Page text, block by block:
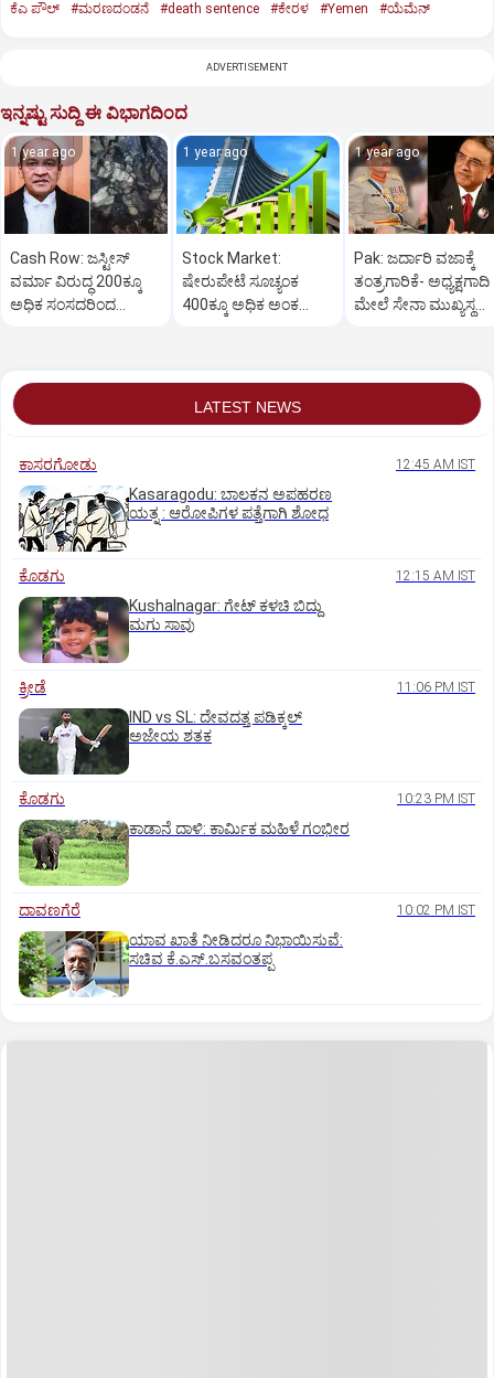
ಕೆಎ ಪೌಲ್
#ಮರಣದಂಡನೆ #death sentence #ಕೇರಳ #Yemen #ಯೆಮೆನ್‌
ADVERTISEMENT
ಇನ್ನಷ್ಟು ಸುದ್ದಿ ಈ ವಿಭಾಗದಿಂದ
1 year ago
Cash Row: ಜಸ್ಟೀಸ್‌
ವರ್ಮಾ ವಿರುದ್ಧ 200ಕ್ಕೂ
ಅಧಿಕ ಸಂಸದರಿಂದ
1 year ago
Stock Market:
ಷೇರುಪೇಟೆ ಸೂಚ್ಯಂಕ
400ಕ್ಕೂ ಅಧಿಕ ಅಂಕ
1 year ago
Pak: ಜರ್ದಾರಿ ವಜಾಕ್ಕೆ
ತಂತ್ರಗಾರಿಕೆ- ಅಧ್ಯಕ್ಷಗಾದಿ
ಮೇಲೆ ಸೇನಾ ಮುಖ್ಯಸ್ಥ
LATEST NEWS
ಕಾಸರಗೋಡು 12:45 AM IST
Kasaragodu: ಬಾಲಕನ ಅಪಹರಣ
ಯತ್ನ : ಆರೋಪಿಗಳ ಪತ್ತೆಗಾಗಿ ಶೋಧ
ಕೊಡಗು 12:15 AM IST
Kushalnagar: ಗೇಟ್ ಕಳಚಿ ಬಿದ್ದು
ಮಗು ಸಾವು
ಕ್ರೀಡೆ 11:06 PM IST
IND vs SL: ದೇವದತ್ತ ಪಡಿಕ್ಕಲ್‌
ಅಜೇಯ ಶತಕ
ಕೊಡಗು 10:23 PM IST
ಕಾಡಾನೆ ದಾಳಿ: ಕಾರ್ಮಿಕ ಮಹಿಳೆ ಗಂಭೀರ
ದಾವಣಗೆರೆ 10:02 PM IST
ಯಾವ ಖಾತೆ ನೀಡಿದರೂ ನಿಭಾಯಿಸುವೆ:
ಸಚಿವ ಕೆ.ಎಸ್.ಬಸವಂತಪ್ಪ